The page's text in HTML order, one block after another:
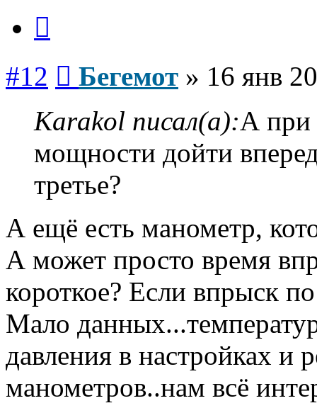
#12 Бегемот » 16 янв
Karakol писал(а):А при
мощности дойти
третье?
А ещё есть манометр,
А может просто время
короткое? Если впрыск
Мало
давления в настройках и
манометров..нам всё